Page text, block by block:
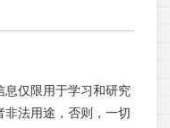
息仅限用于学习和研究
非法用途，否则，一切